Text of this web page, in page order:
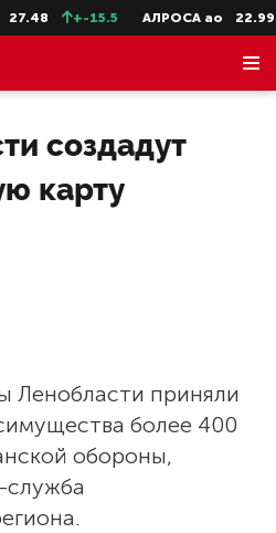
+-15.5 АЛРОСА ао 22.99
создадут
карту
Ленобласти приняли
более 400
обороны,